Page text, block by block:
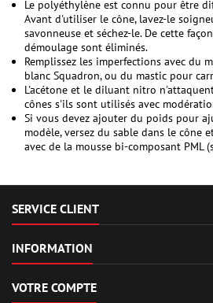
Le polyéthylène est connu pour être
Avant d'utiliser le cône, lavez-le
savonneuse et séchez-le. De cette
démoulage sont éliminés.
Remplissez les imperfections avec du
blanc Squadron, ou du mastic pour
L'acétone et le diluant nitro
cônes s'ils sont utilisés avec
Si vous devez ajouter du poids pour
modèle, versez du sable dans le cône
avec de la mousse bi-composant PML
SERVICE CLIENT
INFORMATION
VOTRE COMPTE